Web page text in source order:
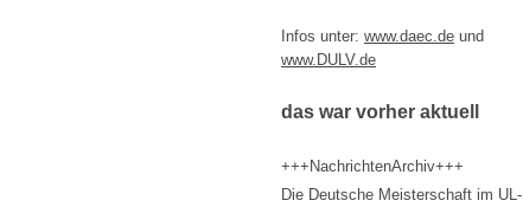
Infos unter: www.daec.de und
www.DULV.de
das war vorher aktuell
+++NachrichtenArchiv+++
Die Deutsche Meisterschaft im UL-